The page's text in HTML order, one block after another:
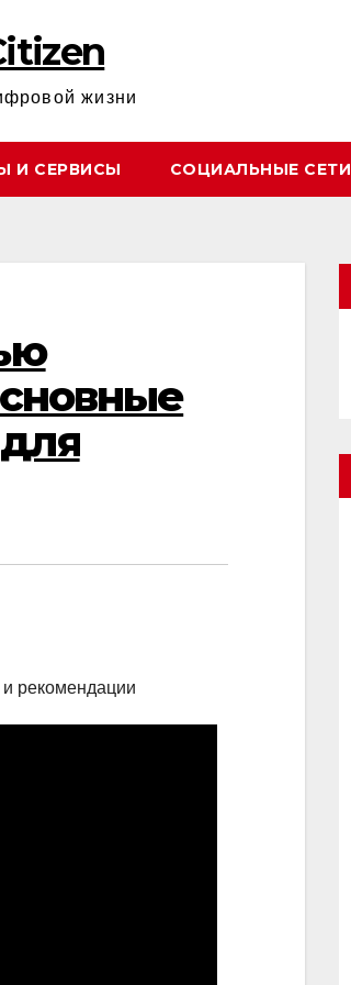
жизни
И СЕРВИСЫ СОЦИАЛЬНЫЕ СЕТИ